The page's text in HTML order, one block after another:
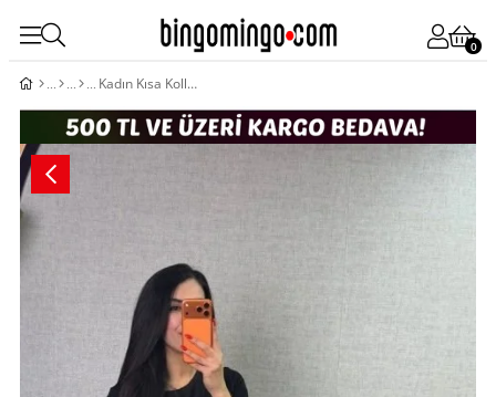
0
Kadın Kısa Kollu Bisiklet Yaka Yandan Toka Detaylı Viskon Iki Iplik Bluz Ve Pantolon Ikili Takım